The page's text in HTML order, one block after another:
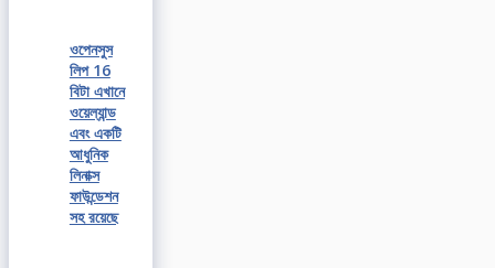
ওপেনসুস
লিপ 16
বিটা এখানে
ওয়েল্যান্ড
এবং একটি
আধুনিক
লিনাক্স
ফাউন্ডেশন
সহ রয়েছে